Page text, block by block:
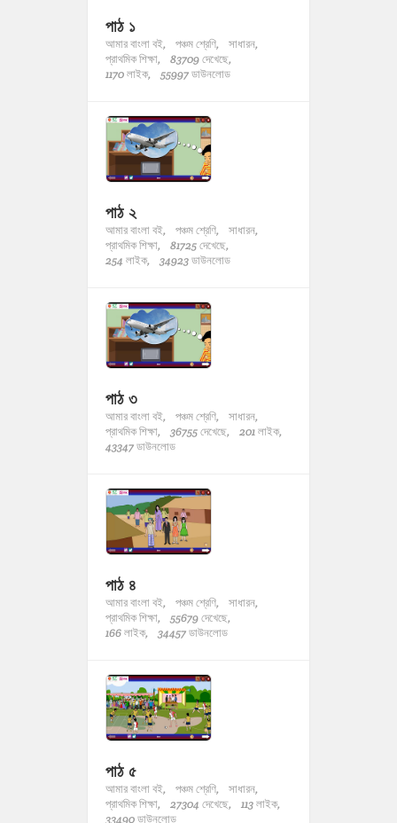
পাঠ ১
আমার বাংলা বই, পঞ্চম শ্রেণি,
সাধারন,
প্রাথমিক শিক্ষা,
83709 দেখেছে,
1170 লাইক,
55997 ডাউনলোড
পাঠ ২
আমার বাংলা বই, পঞ্চম শ্রেণি,
সাধারন,
প্রাথমিক শিক্ষা,
81725 দেখেছে,
254 লাইক,
34923 ডাউনলোড
পাঠ ৩
আমার বাংলা বই, পঞ্চম শ্রেণি,
সাধারন,
প্রাথমিক শিক্ষা,
36755 দেখেছে,
201 লাইক,
43347 ডাউনলোড
পাঠ ৪
আমার বাংলা বই, পঞ্চম শ্রেণি,
সাধারন,
প্রাথমিক শিক্ষা,
55679 দেখেছে,
166 লাইক,
34457 ডাউনলোড
পাঠ ৫
আমার বাংলা বই, পঞ্চম শ্রেণি,
সাধারন,
প্রাথমিক শিক্ষা,
27304 দেখেছে,
113 লাইক,
33490 ডাউনলোড